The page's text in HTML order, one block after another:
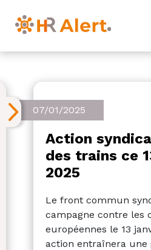
07/01/2025
Action
des trains ce
2025
Le front commun
campagne contre les
européennes le 13
action entraînera une